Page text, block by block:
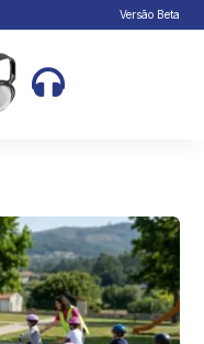
Versão Beta
